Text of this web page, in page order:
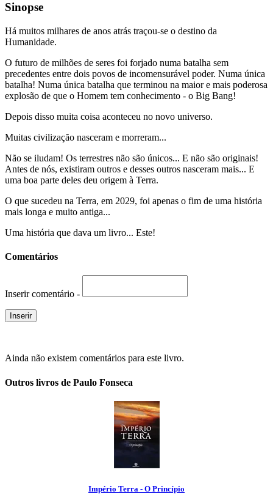
Sinopse
Há muitos milhares de anos atrás traçou-se o destino da
Humanidade.
O futuro de milhões de seres foi forjado numa batalha sem
precedentes entre dois povos de incomensurável poder. Numa única
batalha! Numa única batalha que terminou na maior e mais poderosa
explosão de que o Homem tem conhecimento - o Big Bang!
Depois disso muita coisa aconteceu no novo universo.
Muitas civilização nasceram e morreram...
Não se iludam! Os terrestres não são únicos... E não são originais!
Antes de nós, existiram outros e desses outros nasceram mais... E
uma boa parte deles deu origem à Terra.
O que sucedeu na Terra, em 2029, foi apenas o fim de uma história
mais longa e muito antiga...
Uma história que dava um livro... Este!
Comentários
Inserir comentário -
Ainda não existem comentários para este livro.
Outros livros de Paulo Fonseca
Império Terra - O Princípio